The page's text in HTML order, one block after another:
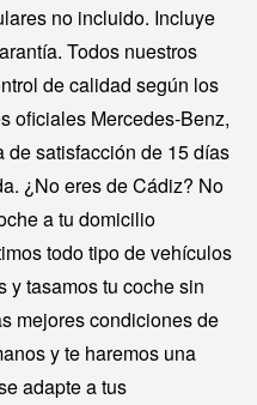
no incluido. Incluye
Todos nuestros
de calidad según los
oficiales Mercedes-Benz,
de satisfacción de 15 días
¿No eres de Cádiz? No
a tu domicilio
todo tipo de vehículos
y tasamos tu coche sin
mejores condiciones de
y te haremos una
adapte a tus